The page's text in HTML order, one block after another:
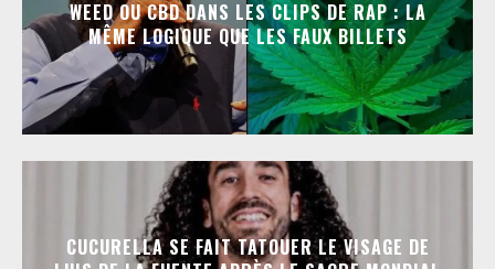
WEED OU CBD DANS LES CLIPS DE RAP : LA
MÊME LOGIQUE QUE LES FAUX BILLETS
CUCURELLA SE FAIT TATOUER LE VISAGE DE